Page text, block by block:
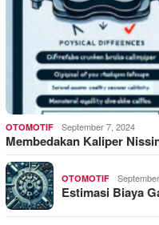
OTOMOTIF September 7, 2024
Membedakan Kaliper
OTOMOTIF
Estimasi Biaya